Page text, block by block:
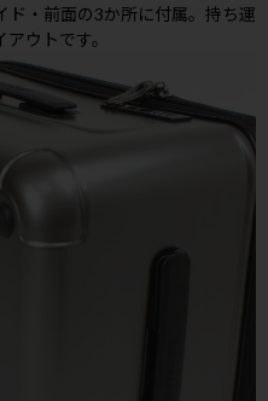
ド・前面の3か所に付属。持ち運
ウトです。